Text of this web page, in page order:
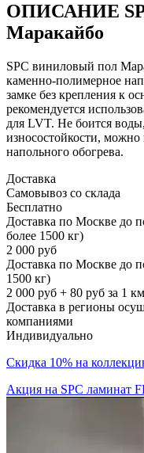
ОПИСАНИЕ
Маракайбо
SPC виниловый пол
каменно-полимерное
замке без крепления к
рекомендуется
для LVT. Не боится
износостойкости, можно
напольного обогрева.
Доставка
Самовывоз со склада
Бесплатно
Доставка по Москве до
более 1500 кг)
2 000 руб
Доставка по Москве до
1500 кг)
2 000 руб + 80 руб за 1 км
Доставка в регионы
компаниями
Индивидуально
Скидка 10% на
Акция на SPC ламинат